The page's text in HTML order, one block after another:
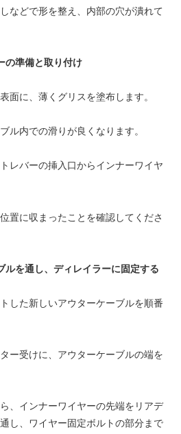
などで形を整え、内部の穴が潰れて
の準備と取り付け
面に、薄くグリスを塗布します。
ル内での滑りが良くなります。
レバーの挿入口からインナーワイヤ
置に収まったことを確認してくださ
ルを通し、ディレイラーに固定する
した新しいアウターケーブルを順番
ー受けに、アウターケーブルの端を
、インナーワイヤーの先端をリアデ
し、ワイヤー固定ボルトの部分まで